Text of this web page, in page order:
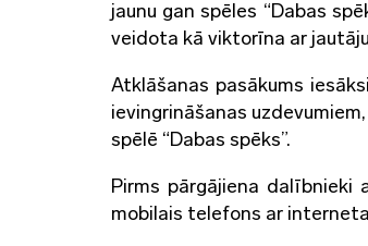
jaunu gan spēles “Dabas
veidota kā viktorīna ar
Atklāšanas pasākums
ievingrināšanas
spēlē “Dabas spēks”.
Pirms pārgājiena dalībnieki
mobilais telefons ar